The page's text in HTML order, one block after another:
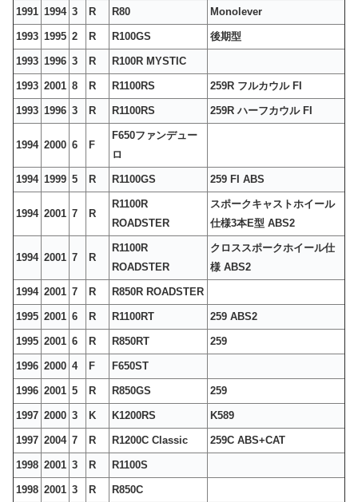
1991 1994 3 R R80 Monolever
1993 1995 2 R R100GS 後期型
1993 1996 3 R R100R MYSTIC
1993 2001 8 R R1100RS 259R フルカウル FI
1993 1996 3 R R1100RS 259R ハーフカウル FI
1994 2000 6 F
F650ファンデュー
ロ
1994 1999 5 R R1100GS 259 FI ABS
1994 2001 7 R
R1100R
ROADSTER
スポークキャストホイール
仕様3本E型 ABS2
1994 2001 7 R
R1100R
ROADSTER
クロススポークホイール仕
様 ABS2
1994 2001 7 R R850R ROADSTER
1995 2001 6 R R1100RT 259 ABS2
1995 2001 6 R R850RT 259
1996 2000 4 F F650ST
1996 2001 5 R R850GS 259
1997 2000 3 K K1200RS K589
1997 2004 7 R R1200C Classic 259C ABS+CAT
1998 2001 3 R R1100S
1998 2001 3 R R850C